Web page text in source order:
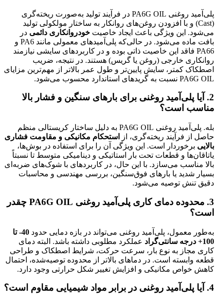
پلی‌آمید روغنی PA6G OIL در فرآیند تولید به‌صورت ریخته‌گری
(Cast) و با افزودن روغن‌های روانکار به ساختار مولکولی تولید
می‌شود. این ویژگی باعث ایجاد خاصیت خودروانکاری دائمی در
بافت ماده می‌شود. در حالی‌که پلی‌آمیدهای معمولی مانند PA6 و
PA66 فاقد این خاصیت ذاتی بوده و در کاربردهای سایشی نیازمند
روانکاری خارجی (روغن یا گریس) هستند. در نتیجه، ضریب
اصطکاک کمتر، سایش پایین‌تر و طول عمر بالاتر از مهم‌ترین مزایای
PA6G OIL نسبت به گریدهای استاندارد محسوب می‌شود.
2. آیا پلی‌آمید روغنی برای بارهای سنگین و فشار بالا
مناسب است؟
بله. پلی‌آمید روغنی PA6G OIL به دلیل ساختار کریستالی منظم
حاصل از فرآیند ریخته‌گری، از
استحکام مکانیکی و مقاومت فشاری
بالایی برخوردار است. این ویژگی آن را برای استفاده در بوش‌ها،
یاتاقان‌ها و قطعات تحت بار استاتیکی و دینامیکی متوسط تا نسبتاً
بالا مناسب می‌سازد. با این حال، در کاربردهای با شوک‌های ضربه‌ای
بسیار شدید یا بارهای فوق‌سنگین، بررسی مهندسی و محاسبات
دقیق تنش توصیه می‌شود.
3. محدوده دمای کاری پلی‌آمید روغنی PA6G OIL چقدر
است؟
به‌طور معمول، پلی‌آمید روغنی می‌تواند در بازه دمایی حدود
40- تا
100+ درجه سانتی‌گراد
عملکرد مطلوبی داشته باشد. البته دمای
کاری مجاز به نوع بار، سرعت حرکت، شرایط اصطکاک و طراحی
قطعه وابسته است. در دماهای بالاتر از محدوده توصیه‌شده، احتمال
کاهش خواص مکانیکی و افزایش تغییر شکل حرارتی وجود دارد.
4. آیا پلی‌آمید روغنی در برابر مواد شیمیایی مقاوم است؟